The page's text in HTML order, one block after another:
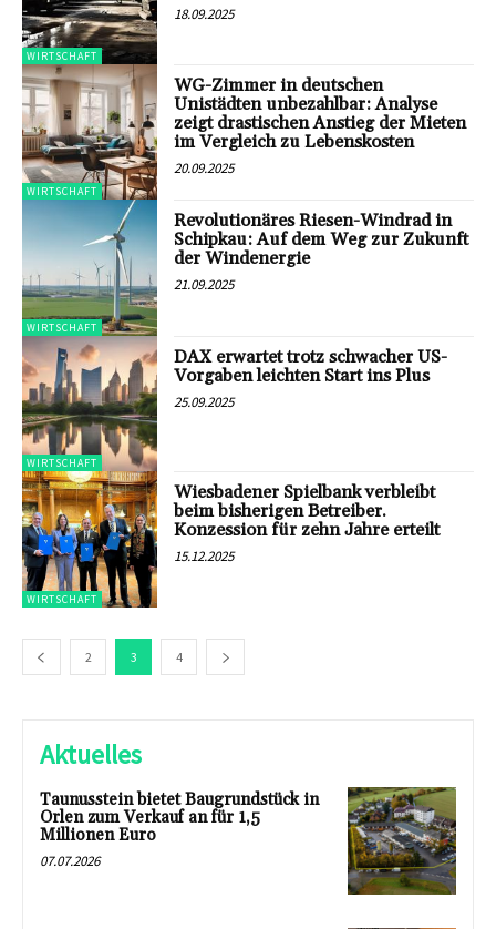
WIRTSCHAFT
18.09.2025
WIRTSCHAFT
WG-Zimmer in deutschen
Unistädten unbezahlbar: Analyse
zeigt drastischen Anstieg der Mieten
im Vergleich zu Lebenskosten
20.09.2025
WIRTSCHAFT
Revolutionäres Riesen-Windrad in
Schipkau: Auf dem Weg zur Zukunft
der Windenergie
21.09.2025
WIRTSCHAFT
DAX erwartet trotz schwacher US-
Vorgaben leichten Start ins Plus
25.09.2025
WIRTSCHAFT
Wiesbadener Spielbank verbleibt
beim bisherigen Betreiber.
Konzession für zehn Jahre erteilt
15.12.2025
2 3 4
Aktuelles
Taunusstein bietet Baugrundstück in
Orlen zum Verkauf an für 1,5
Millionen Euro
07.07.2026